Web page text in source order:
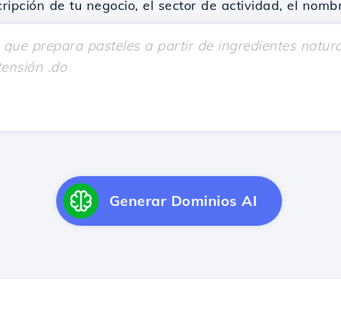
de tu negocio, el sector de actividad, el
Generar Dominios AI